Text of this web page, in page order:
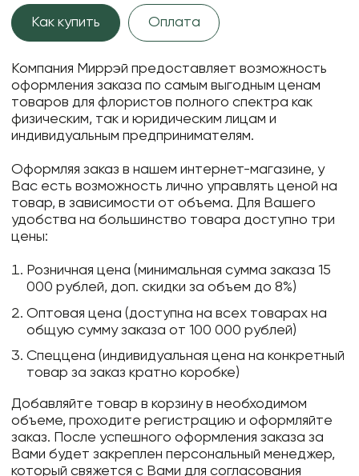
Как купить Оплата
Компания Миррэй предоставляет возможность
оформления заказа по самым выгодным ценам
товаров для флористов полного спектра как
физическим, так и юридическим лицам и
индивидуальным предпринимателям.
Оформляя заказ в нашем интернет-магазине, у
Вас есть возможность лично управлять ценой на
товар, в зависимости от объема. Для Вашего
удобства на большинство товара доступно три
цены:
Розничная цена (минимальная сумма заказа 15
000 рублей, доп. скидки за объем до 8%)
Оптовая цена (доступна на всех товарах на
общую сумму заказа от 100 000 рублей)
Спеццена (индивидуальная цена на конкретный
товар за заказ кратно коробке)
Добавляйте товар в корзину в необходимом
объеме, проходите регистрацию и оформляйте
заказ. После успешного оформления заказа за
Вами будет закреплен персональный менеджер,
который свяжется с Вами для согласования